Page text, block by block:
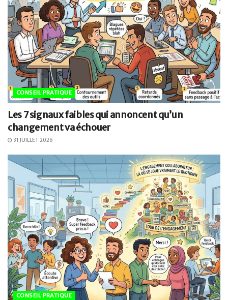
CONSEIL PRATIQUE
Les 7 signaux faibles qui annoncent qu’un
changement va échouer
31 JUILLET 2026
CONSEIL PRATIQUE